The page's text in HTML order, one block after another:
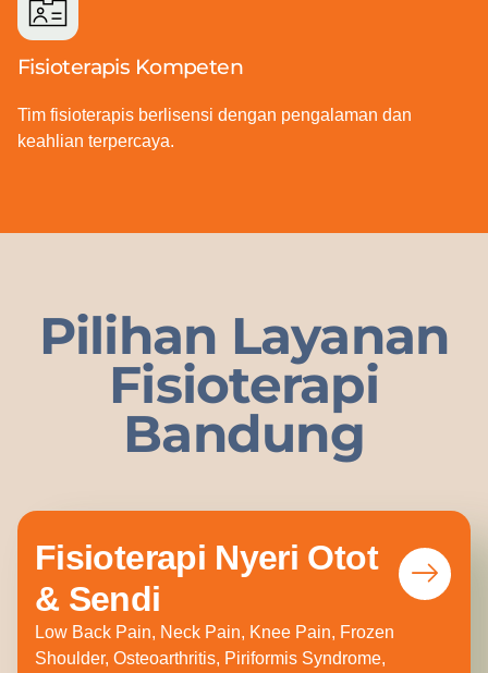
Fisioterapis Kompeten
Tim fisioterapis berlisensi dengan pengalaman dan
keahlian terpercaya.
Pilihan Layanan
Fisioterapi
Bandung
Fisioterapi Nyeri Otot
& Sendi
Low Back Pain, Neck Pain, Knee Pain, Frozen
Shoulder, Osteoarthritis, Piriformis Syndrome,